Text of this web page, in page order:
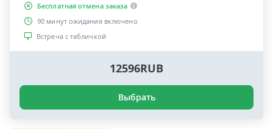
Бесплатная отмена заказа
90 минут ожидания включено
Встреча с табличкой
12596RUB
Выбрать